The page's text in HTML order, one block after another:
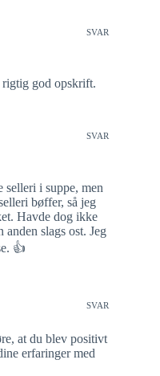
SVAR
god opskrift.
SVAR
selleri i suppe, men
bøffer, så jeg
Havde dog ikke
slags ost. Jeg
👍
SVAR
at du blev positivt
erfaringer med